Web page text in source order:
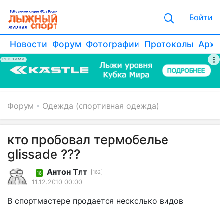
Войти
Новости Форум Фотографии Протоколы
РЕКЛАМА
Форум Одежда (спортивная одежда)
кто пробовал термобелье
glissade ???
16 Антон Тлт 162
11.12.2010 00:00
В спортмастере продается несколько видов